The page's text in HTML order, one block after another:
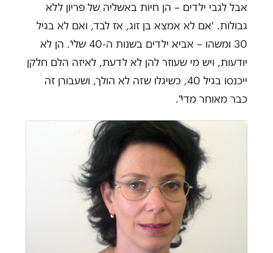
אבל לגבי ילדים – הן חיות באשליה של פריון ללא
גבולות. 'אם לא אמצא בן זוג, אז לבד, ואם לא בגיל
30 ומשהו – אביא ילדים בשנות ה-40 שלי'. הן לא
יודעות, ויש מי שעוזר להן לא לדעת, לאיזה הלם חלקן
ייכנסו בגיל 40, כשיגלו שזה לא הולך, ושעבורן זה
כבר מאוחר מדי".